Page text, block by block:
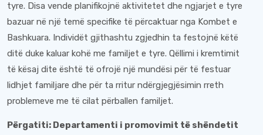
tyre. Disa vende planifikojnë aktivitetet dhe ngjarjet e tyre
bazuar në një temë specifike të përcaktuar nga Kombet e
Bashkuara. Individët gjithashtu zgjedhin ta festojnë këtë
ditë duke kaluar kohë me familjet e tyre. Qëllimi i kremtimit
të kësaj dite është të ofrojë një mundësi për të festuar
lidhjet familjare dhe për ta rritur ndërgjegjësimin rreth
problemeve me të cilat përballen familjet.
Përgatiti: Departamenti i promovimit të shëndetit